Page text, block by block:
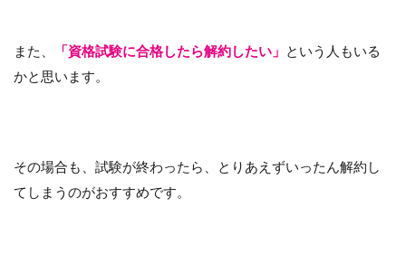
また、 「資格試験に合格したら解約したい」 という人もいる
かと思います。
その場合も、試験が終わったら、とりあえずいったん解約し
てしまうのがおすすめです。